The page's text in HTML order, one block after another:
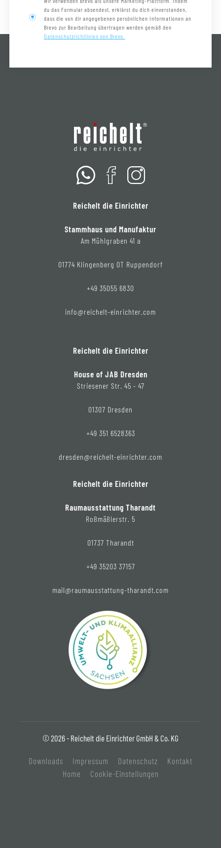
du das Formular absendest, erklärst du dich einverstanden,
dass die von dir angegebenen persönlichen Informationen an
Brevo zur Bearbeitung übertragen werden gemäß den
Datenschutzrichtlinien von Brevo.
Reichelt die Einrichter
Stammhaus und Manufaktur
Am Mühlgraben 41 a
01774 Klingenberg OT Ruppendorf
+49 35055 6830
info@reichelt-einrichter.com
Reichelt die Einrichter
House of JAB Dresden
Striesener Str. 45 - 47
01307 Dresden
+49 351 6528363
dresden@reichelt-einrichter.com
Reichelt die Einrichter
Raumausstattung Tharandt
Roßmäßlerstr. 5
01737 Tharandt
+49 35203 37157
mail@raumausstattung-tharandt.com
© 2026 - Reichelt die Einrichter GmbH & Co. KG
Downloads Impressum Datenschutz
Kontakt
Home
Cookie-Einstellungen